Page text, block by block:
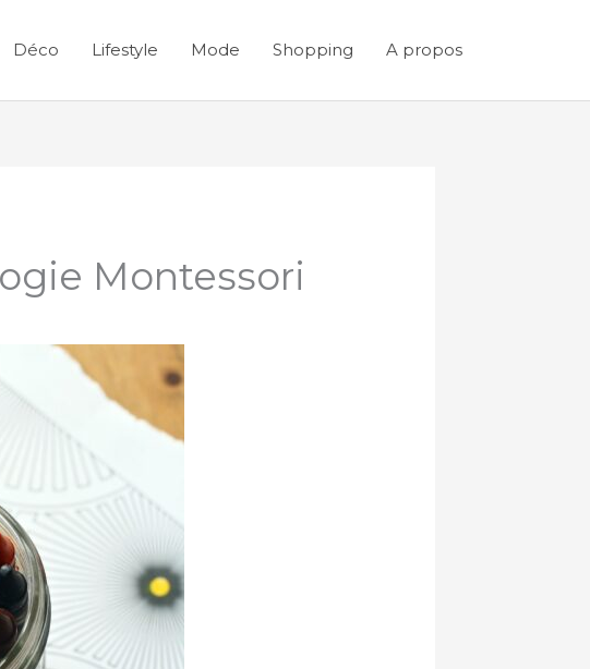
Déco Lifestyle Mode Shopping A propos
Montessori